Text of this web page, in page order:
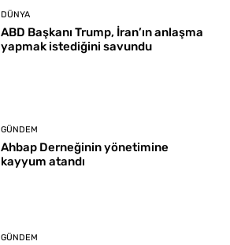
DÜNYA
ABD Başkanı Trump, İran’ın anlaşma
yapmak istediğini savundu
GÜNDEM
Ahbap Derneğinin yönetimine
kayyum atandı
GÜNDEM